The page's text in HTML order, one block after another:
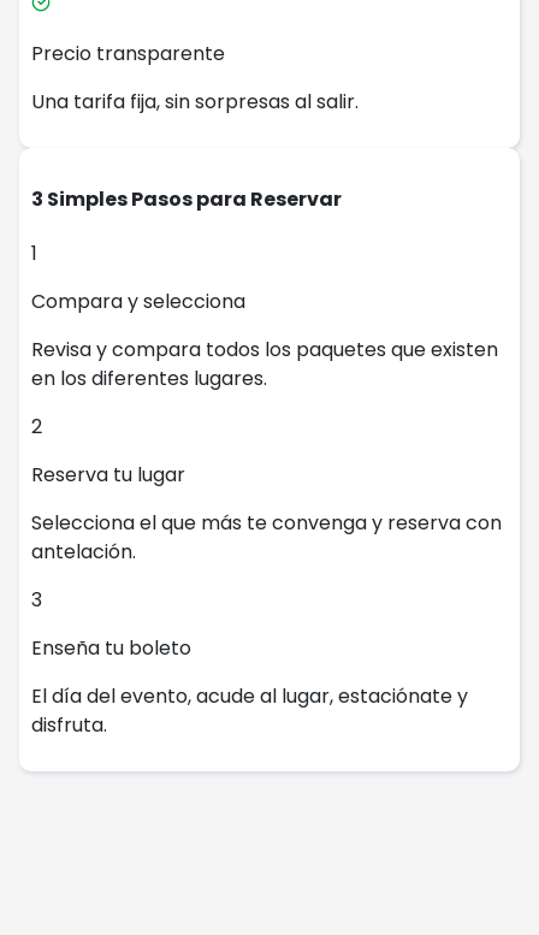
Precio transparente
Una tarifa fija, sin sorpresas al salir.
3 Simples Pasos para Reservar
1
Compara y selecciona
Revisa y compara todos los paquetes que existen
en los diferentes lugares.
2
Reserva tu lugar
Selecciona el que más te convenga y reserva con
antelación.
3
Enseña tu boleto
El día del evento, acude al lugar, estaciónate y
disfruta.